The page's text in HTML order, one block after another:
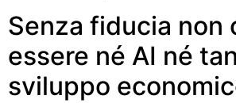
Senza fiducia non
essere né AI né
sviluppo